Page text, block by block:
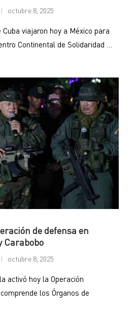
octubre 8, 2025
viajaron hoy a México para
Continental de Solidaridad …
de defensa en
Carabobo
octubre 8, 2025
activó hoy la Operación
los Órganos de